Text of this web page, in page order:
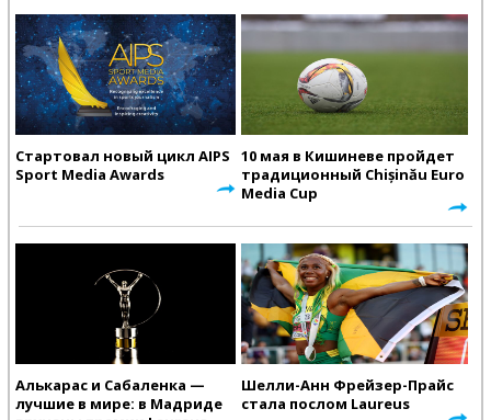
Стартовал новый цикл AIPS
Sport Media Awards
10 мая в Кишиневе пройдет
традиционный Chișinău Euro
Media Cup
Алькарас и Сабаленка —
лучшие в мире: в Мадриде
Шелли-Анн Фрейзер-Прайс
стала послом Laureus